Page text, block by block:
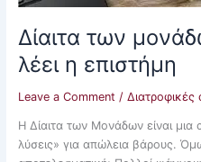
Δίαιτα των
λέει η επιστήμη
Leave a Comment / Διατροφικές
Η Δίαιτα των Μονάδων είναι μια
λύσεις» για απώλεια βάρους.
λέει
η
επιστήμη